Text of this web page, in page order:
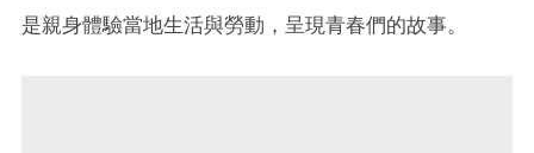
是親身體驗當地生活與勞動，呈現青春們的故事。